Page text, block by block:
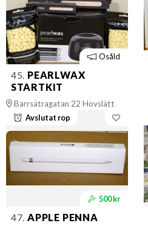
Osåld
45. PEARLWAX
STARTKIT
Barrsätragatan 22 Hovslätt
Avslutat rop
500 kr
47. APPLE PENNA